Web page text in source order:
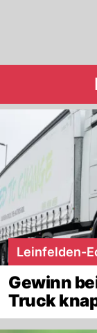
Leinfelden-
Gewinn
Truck